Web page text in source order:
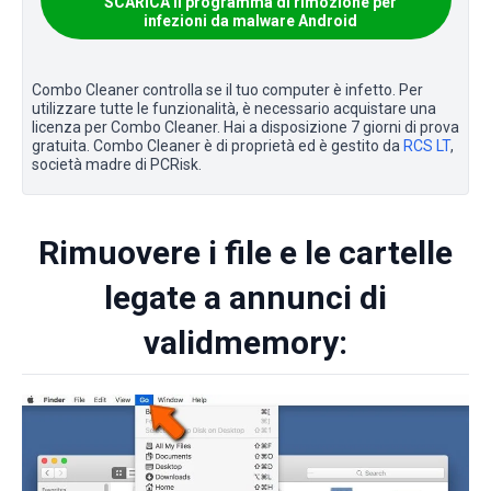
infezioni da malware Android
Combo Cleaner controlla se il tuo computer è infetto. Per
utilizzare tutte le funzionalità, è necessario acquistare una
licenza per Combo Cleaner. Hai a disposizione 7 giorni di prova
gratuita. Combo Cleaner è di proprietà ed è gestito da RCS LT,
società madre di PCRisk.
Rimuovere i file e le cartelle
legate a annunci di
validmemory: